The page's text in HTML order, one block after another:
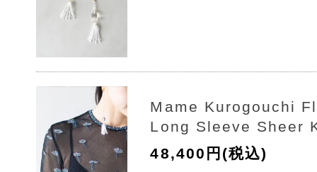
Mame Kurogouchi
Long Sleeve Sheer
48,400円(税込)